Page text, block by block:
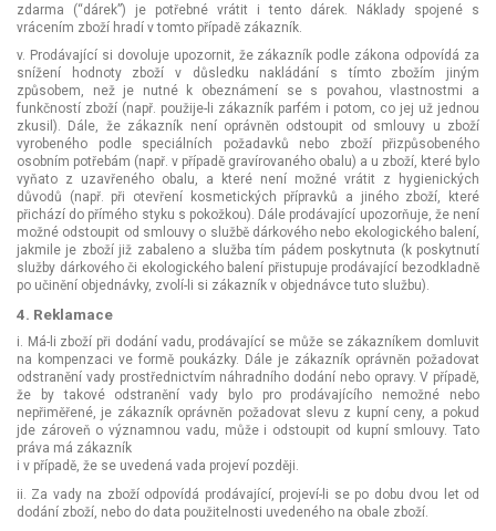
zdarma (“dárek”) je potřebné vrátit i tento dárek. Náklady spojené s
vrácením zboží hradí v tomto případě zákazník.
v. Prodávající si dovoluje upozornit, že zákazník podle zákona odpovídá za
snížení hodnoty zboží v důsledku nakládání s tímto zbožím jiným
způsobem, než je nutné k obeznámení se s povahou, vlastnostmi a
funkčností zboží (např. použije-li zákazník parfém i potom, co jej už jednou
zkusil). Dále, že zákazník není oprávněn odstoupit od smlouvy u zboží
vyrobeného podle speciálních požadavků nebo zboží přizpůsobeného
osobním potřebám (např. v případě gravírovaného obalu) a u zboží, které bylo
vyňato z uzavřeného obalu, a které není možné vrátit z hygienických
důvodů (např. při otevření kosmetických přípravků a jiného zboží, které
přichází do přímého styku s pokožkou). Dále prodávající upozorňuje, že není
možné odstoupit od smlouvy o službě dárkového nebo ekologického balení,
jakmile je zboží již zabaleno a služba tím pádem poskytnuta (k poskytnutí
služby dárkového či ekologického balení přistupuje prodávající bezodkladně
po učinění objednávky, zvolí-li si zákazník v objednávce tuto službu).
4. Reklamace
i. Má-li zboží při dodání vadu, prodávající se může se zákazníkem domluvit
na kompenzaci ve formě poukázky. Dále je zákazník oprávněn požadovat
odstranění vady prostřednictvím náhradního dodání nebo opravy. V případě,
že by takové odstranění vady bylo pro prodávajícího nemožné nebo
nepřiměřené, je zákazník oprávněn požadovat slevu z kupní ceny, a pokud
jde zároveň o významnou vadu, může i odstoupit od kupní smlouvy. Tato
práva má zákazník
i v případě, že se uvedená vada projeví později.
ii. Za vady na zboží odpovídá prodávající, projeví-li se po dobu dvou let od
dodání zboží, nebo do data použitelnosti uvedeného na obale zboží.